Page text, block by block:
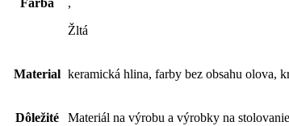
Farba
,
Žltá
Material keramická hlina, farby bez obsahu olova,
Dôležité Materiál na výrobu a výrobky na